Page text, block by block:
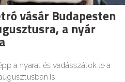
vásár Budapesten
a nyár
a nyarat és vadásszátok le a
is!